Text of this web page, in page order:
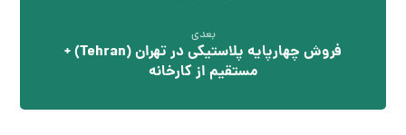
بعدی
فروش چهارپایه پلاستیکی در تهران (Tehran) +
مستقیم از کارخانه